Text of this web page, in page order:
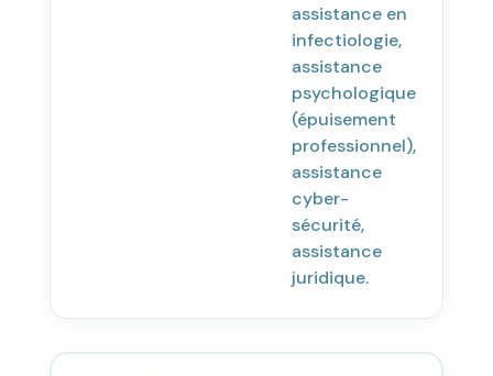
assistance en
infectiologie,
assistance
psychologique
(épuisement
professionnel),
assistance
cyber-
sécurité,
assistance
juridique.